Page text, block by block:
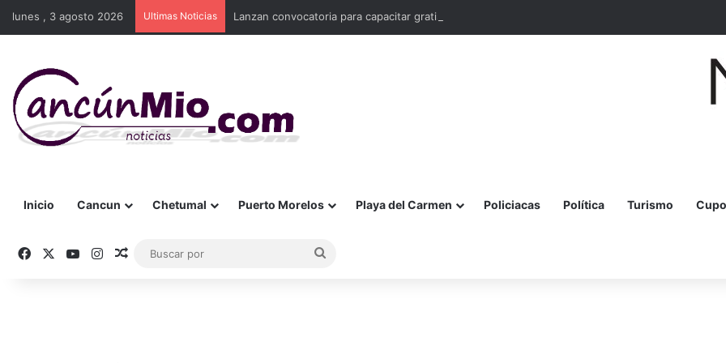
lunes , 3 agosto 2026 Ultimas Noticias Lanzan convocatoria para capacitar gratis a 10 mil mujeres en bordado maya en Quintana Roo
Inicio Cancun Chetumal Puerto Morelos Playa del Carmen Policiacas Política Turismo
Facebook YouTubeInstagramPublicación al azar